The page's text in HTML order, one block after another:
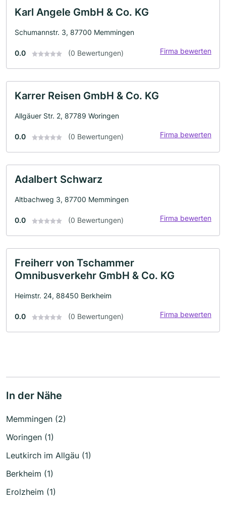
Karl Angele GmbH & Co. KG
Schumannstr. 3, 87700 Memmingen
0.0 (0 Bewertungen) Firma bewerten
Karrer Reisen GmbH & Co. KG
Allgäuer Str. 2, 87789 Woringen
0.0 (0 Bewertungen) Firma bewerten
Adalbert Schwarz
Altbachweg 3, 87700 Memmingen
0.0 (0 Bewertungen) Firma bewerten
Freiherr von Tschammer
Omnibusverkehr GmbH & Co. KG
Heimstr. 24, 88450 Berkheim
0.0 (0 Bewertungen) Firma bewerten
In der Nähe
Memmingen (2)
Woringen (1)
Leutkirch im Allgäu (1)
Berkheim (1)
Erolzheim (1)